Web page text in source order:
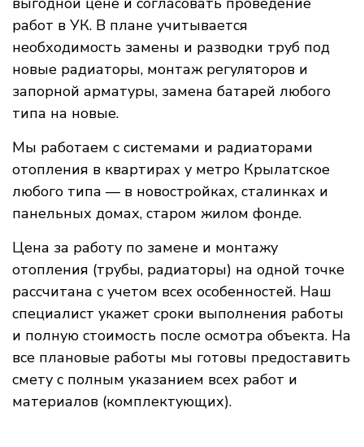
работ в УК. В плане учитывается
необходимость замены и разводки труб под
новые радиаторы, монтаж регуляторов и
запорной арматуры, замена батарей любого
типа на новые.
Мы работаем с системами и радиаторами
отопления в квартирах у метро Крылатское
любого типа — в новостройках, сталинках и
панельных домах, старом жилом фонде.
Цена за работу по замене и монтажу
отопления (трубы, радиаторы) на одной точке
рассчитана с учетом всех особенностей. Наш
специалист укажет сроки выполнения работы
и полную стоимость после осмотра объекта. На
все плановые работы мы готовы предоставить
смету с полным указанием всех работ и
материалов (комплектующих).